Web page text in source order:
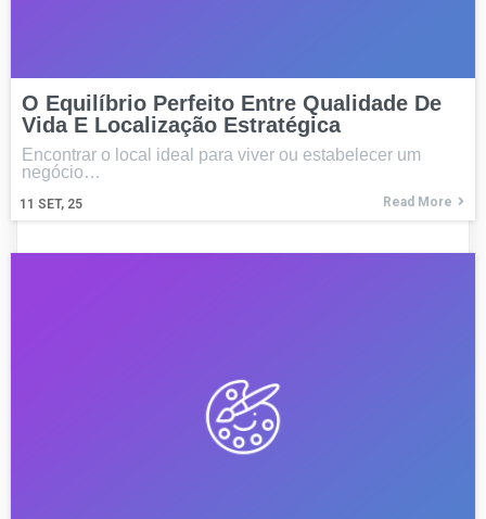
O Equilíbrio Perfeito Entre Qualidade De
Vida E Localização Estratégica
11 SET, 25
Encontrar o local ideal para viver ou estabelecer um
negócio…
Read More